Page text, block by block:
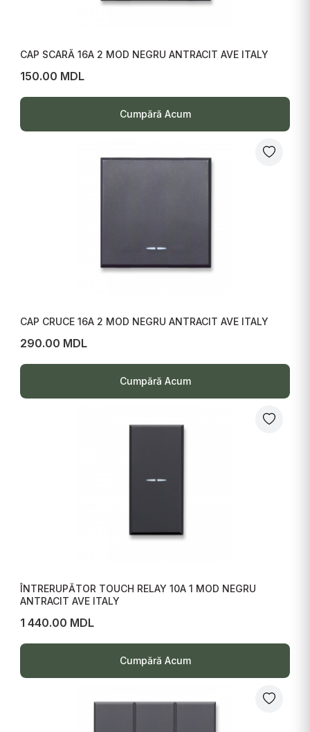
CAP SCARĂ 16A 2 MOD NEGRU ANTRACIT AVE ITALY
150.00 MDL
Cumpără Acum
CAP CRUCE 16A 2 MOD NEGRU ANTRACIT AVE ITALY
290.00 MDL
Cumpără Acum
ÎNTRERUPĂTOR TOUCH RELAY 10A 1 MOD NEGRU
ANTRACIT AVE ITALY
1 440.00 MDL
Cumpără Acum